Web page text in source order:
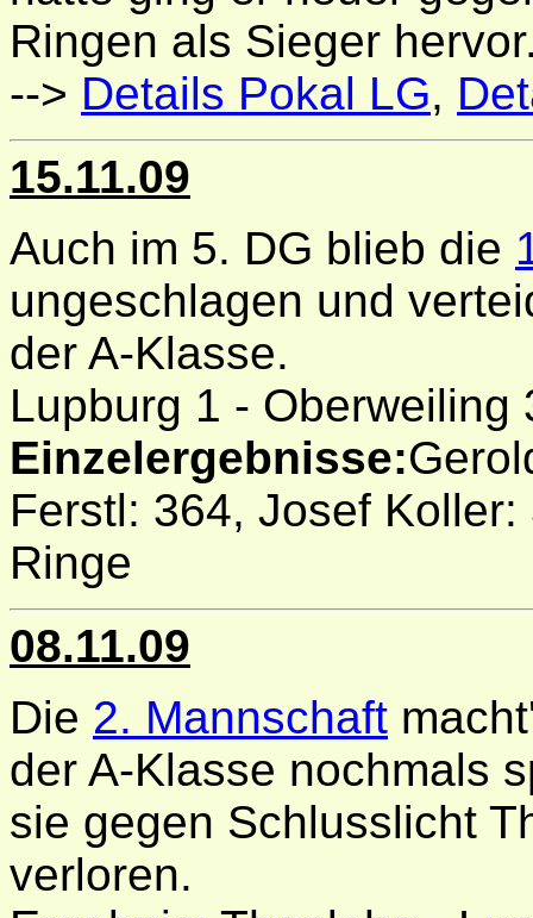
Ringen als Sieger
--> Details Pokal LG,
15.11.09
Auch im 5. DG blieb die
ungeschlagen und
der A-Klasse.
Lupburg 1 - Oberweiling
Einzelergebnisse:
Ferstl: 364, Josef
Ringe
08.11.09
Die 2. Mannschaft
der A-Klasse nochmals
sie gegen Schlusslicht
verloren.